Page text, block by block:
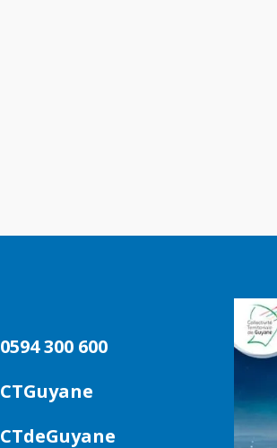
0594 300 600
CTGuyane
CTdeGuyane